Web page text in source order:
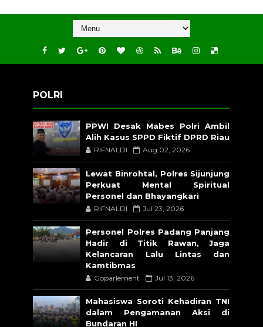
POLRI
PPWI Desak Mabes Polri Ambil
Alih Kasus SPPD Fiktif DPRD Riau
RIFNALDI Aug 02, 2026
Lewat Binrohtal, Polres Sijunjung
Perkuat Mental Spiritual
Personel dan Bhayangkari
RIFNALDI Jul 23, 2026
Personel Polres Padang Panjang
Hadir di Titik Rawan, Jaga
Kelancaran Lalu Lintas dan
Kamtibmas
Goparlement Jul 13, 2026
Mahasiswa Soroti Kehadiran TNI
dalam Pengamanan Aksi di
Bundaran HI